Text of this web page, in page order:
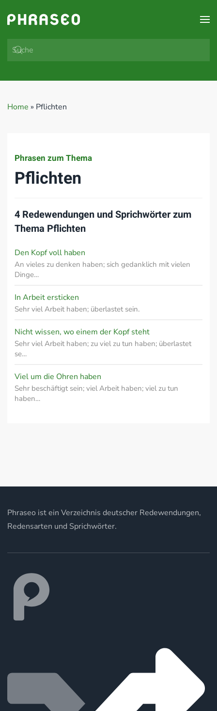
Zum Hauptinhalt springen
Home » Pflichten
Phrasen zum Thema
Pflichten
4 Redewendungen und Sprichwörter zum
Thema Pflichten
Den Kopf voll haben
An vieles zu denken haben; sich gedanklich mit vielen
Dinge…
In Arbeit ersticken
Sehr viel Arbeit haben; überlastet sein.
Nicht wissen, wo einem der Kopf steht
Sehr viel Arbeit haben; zu viel zu tun haben; überlastet
se…
Viel um die Ohren haben
Sehr beschäftigt sein; viel Arbeit haben; viel zu tun
haben…
Phraseo ist ein Verzeichnis deutscher Redewendungen,
Redensarten und Sprichwörter.